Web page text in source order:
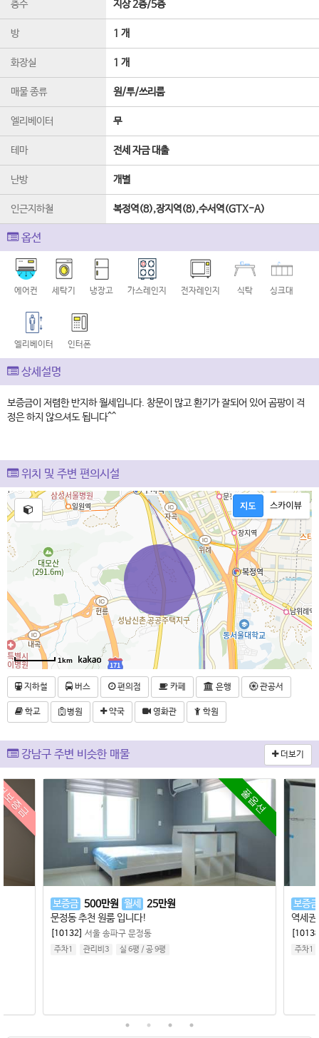
층수 지상 2층/5층
방 1 개
화장실 1 개
매물 종류 원/투/쓰리룸
엘리베이터 무
테마 전세 자금 대출
난방 개별
인근지하철 복정역(8),장지역(8),수서역(GTX-A)
옵션
에어컨 세탁기 냉장고 가스레인지 전자레인지 식탁 싱크대
엘리베이터 인터폰
상세설명
보증금이 저렴한 반지하 월세입니다. 창문이 많고 환기가 잘되어 있어 곰팡이 걱
정은 하지 않으셔도 됩니다^^
위치 및 주변 편의시설
1km
지하철 버스 편의점 카페 은행 관공서
학교 병원 약국 영화관 학원
더보기
강남구 주변 비슷한 매물
증금 풀옵션
보증금 500만원 월세 25만원
문정동 추천 원룸 입니다!
[10132] 서울 송파구 문정동
주차1 관리비3 실 6평 / 공 9평
보증금
역세
주차1